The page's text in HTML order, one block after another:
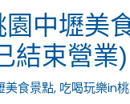
園中壢美
結束營業)
美食景點, 吃喝玩樂in